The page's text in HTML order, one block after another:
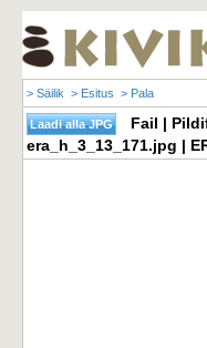
> Säilik > Esitus > Pala
Fail |
era_h_3_13_171.jpg |